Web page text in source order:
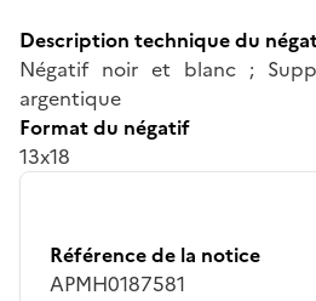
Description technique du
Négatif noir et blanc ;
argentique
Format du négatif
13x18
Référence de la notice
APMH0187581